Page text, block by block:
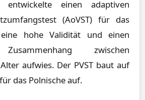
entwickelte einen adaptiven
(AoVST) für das
hohe Validität und einen
zwischen
aufwies. Der PVST baut auf
das Polnische auf.